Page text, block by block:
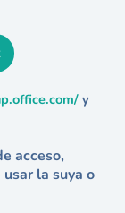
y
acceso,
la suya o